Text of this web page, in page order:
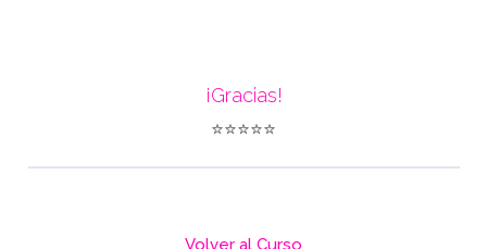
¡Gracias!
⭐⭐⭐⭐⭐
Volver al Curso